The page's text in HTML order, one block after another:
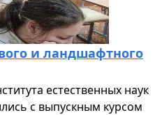
и ландшафтного
естественных наук
с выпускным курсом